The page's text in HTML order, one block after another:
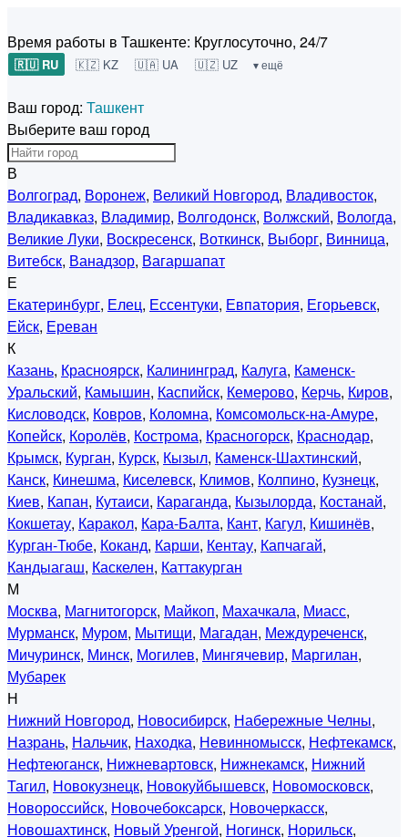
Время работы в Ташкенте: Круглосуточно, 24/7
🇷🇺 RU 🇰🇿 KZ 🇺🇦 UA 🇺🇿 UZ ▾ ещё
Ваш город: Ташкент
Выберите ваш город
В
Волгоград, Воронеж, Великий Новгород, Владивосток,
Владикавказ, Владимир, Волгодонск, Волжский, Вологда,
Великие Луки, Воскресенск, Воткинск, Выборг, Винница,
Витебск, Ванадзор, Вагаршапат
Е
Екатеринбург, Елец, Ессентуки, Евпатория, Егорьевск,
Ейск, Ереван
К
Казань, Красноярск, Калининград, Калуга, Каменск-
Уральский, Камышин, Каспийск, Кемерово, Керчь, Киров,
Кисловодск, Ковров, Коломна, Комсомольск-на-Амуре,
Копейск, Королёв, Кострома, Красногорск, Краснодар,
Крымск, Курган, Курск, Кызыл, Каменск-Шахтинский,
Канск, Кинешма, Киселевск, Климов, Колпино, Кузнецк,
Киев, Капан, Кутаиси, Караганда, Кызылорда, Костанай,
Кокшетау, Каракол, Кара-Балта, Кант, Кагул, Кишинёв,
Курган-Тюбе, Коканд, Карши, Кентау, Капчагай,
Кандыагаш, Каскелен, Каттакурган
М
Москва, Магнитогорск, Майкоп, Махачкала, Миасс,
Мурманск, Муром, Мытищи, Магадан, Междуреченск,
Мичуринск, Минск, Могилев, Мингячевир, Маргилан,
Мубарек
Н
Нижний Новгород, Новосибирск, Набережные Челны,
Назрань, Нальчик, Находка, Невинномысск, Нефтекамск,
Нефтеюганск, Нижневартовск, Нижнекамск, Нижний
Тагил, Новокузнецк, Новокуйбышевск, Новомосковск,
Новороссийск, Новочебоксарск, Новочеркасск,
Новошахтинск, Новый Уренгой, Ногинск, Норильск,